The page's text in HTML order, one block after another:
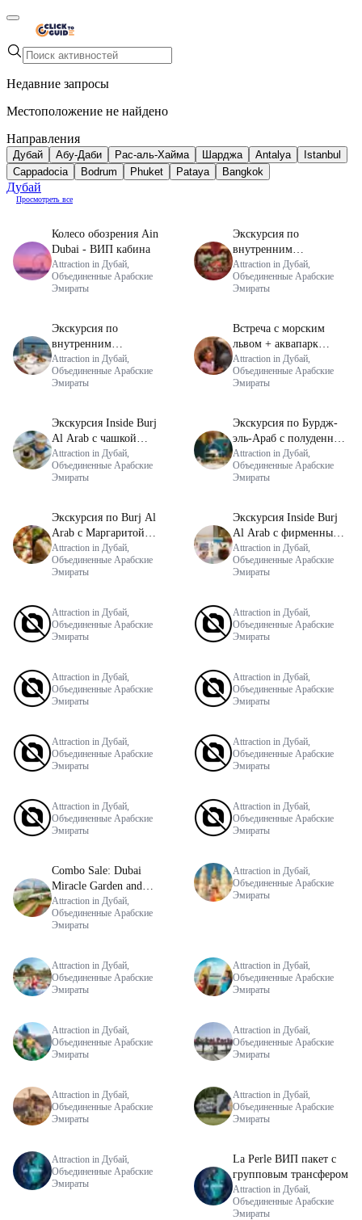
Skip to content
Недавние запросы
Местоположение не найдено
Направления
Дубай Абу-Даби Рас-аль-Хайма Шарджа Antalya
Istanbul
Cappadocia
Bodrum Phuket Pataya Bangkok
Дубай
Просмотреть все
Колесо обозрения Ain
Dubai - ВИП кабина
Attraction in Дубай,
Объединенные Арабские
Эмираты
Экскурсия по
внутренним
помещениям Бурдж-
эль-Араб с обедом в
ресторане Al Iwan
Attraction in Дубай,
Объединенные Арабские
Эмираты
Экскурсия по
внутренним
помещениям Бурдж-
эль-Араб с ужином в
ресторане Bastion
Attraction in Дубай,
Объединенные Арабские
Эмираты
Встреча с морским
львом + аквапарк
Aquaventure
Attraction in Дубай,
Объединенные Арабские
Эмираты
Экскурсия Inside Burj
Al Arab с чашкой
золотого карак-чая
Attraction in Дубай,
Объединенные Арабские
Эмираты
Экскурсия по Бурдж-
эль-Араб с полуденным
чаем
Attraction in Дубай,
Объединенные Арабские
Эмираты
Экскурсия по Burj Al
Arab с Маргаритой
пиццей или клубным
сэндвичем в UMA
Lounge
Attraction in Дубай,
Объединенные Арабские
Эмираты
Экскурсия Inside Burj
Al Arab с фирменным
напитком
Attraction in Дубай,
Объединенные Арабские
Эмираты
Attraction in Дубай,
Объединенные Арабские
Эмираты
Attraction in Дубай,
Объединенные Арабские
Эмираты
Attraction in Дубай,
Объединенные Арабские
Эмираты
Attraction in Дубай,
Объединенные Арабские
Эмираты
Attraction in Дубай,
Объединенные Арабские
Эмираты
Attraction in Дубай,
Объединенные Арабские
Эмираты
Attraction in Дубай,
Объединенные Арабские
Эмираты
Attraction in Дубай,
Объединенные Арабские
Эмираты
Combo Sale: Dubai
Miracle Garden and
Global Village
Attraction in Дубай,
Объединенные Арабские
Эмираты
Attraction in Дубай,
Объединенные Арабские
Эмираты
Attraction in Дубай,
Объединенные Арабские
Эмираты
Attraction in Дубай,
Объединенные Арабские
Эмираты
Attraction in Дубай,
Объединенные Арабские
Эмираты
Attraction in Дубай,
Объединенные Арабские
Эмираты
Attraction in Дубай,
Объединенные Арабские
Эмираты
Attraction in Дубай,
Объединенные Арабские
Эмираты
Attraction in Дубай,
Объединенные Арабские
Эмираты
La Perle ВИП пакет с
групповым трансфером
Attraction in Дубай,
Объединенные Арабские
Эмираты